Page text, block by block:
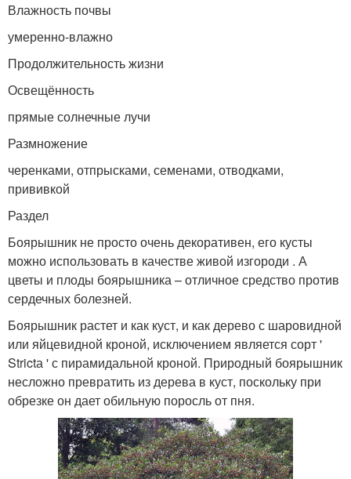
Влажность почвы
умеренно-влажно
Продолжительность жизни
Освещённость
прямые солнечные лучи
Размножение
черенками, отпрысками, семенами, отводками,
прививкой
Раздел
Боярышник не просто очень декоративен, его кусты
можно использовать в качестве живой изгороди . А
цветы и плоды боярышника – отличное средство против
сердечных болезней.
Боярышник растет и как куст, и как дерево с шаровидной
или яйцевидной кроной, исключением является сорт '
Strictа ' с пирамидальной кроной. Природный боярышник
несложно превратить из дерева в куст, поскольку при
обрезке он дает обильную поросль от пня.